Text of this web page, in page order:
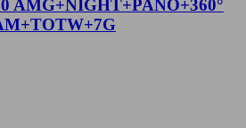
AMG+NIGHT+PANO+360°